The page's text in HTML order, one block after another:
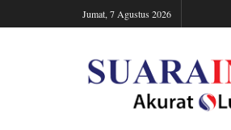
Jumat, 7 Agustus 2026